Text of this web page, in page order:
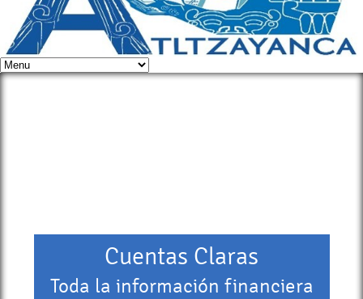
Cuentas Claras
Toda la información financiera